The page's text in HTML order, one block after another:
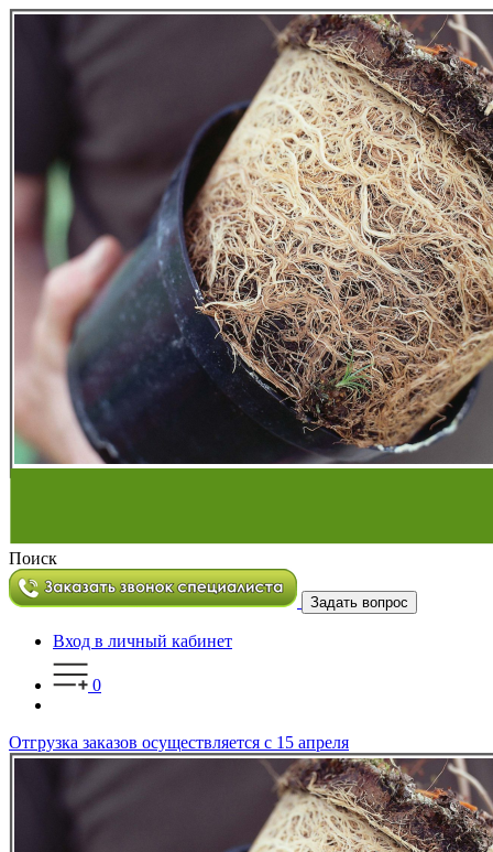
Поиск
Задать вопрос
Вход в личный кабинет
0
Отгрузка заказов осуществляется с 15 апреля